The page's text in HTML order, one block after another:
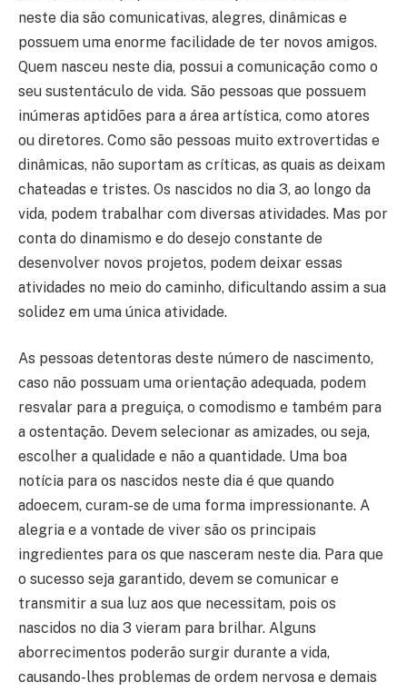
neste dia são comunicativas, alegres, dinâmicas e
possuem uma enorme facilidade de ter novos amigos.
Quem nasceu neste dia, possui a comunicação como o
seu sustentáculo de vida. São pessoas que possuem
inúmeras aptidões para a área artística, como atores
ou diretores. Como são pessoas muito extrovertidas e
dinâmicas, não suportam as críticas, as quais as deixam
chateadas e tristes. Os nascidos no dia 3, ao longo da
vida, podem trabalhar com diversas atividades. Mas por
conta do dinamismo e do desejo constante de
desenvolver novos projetos, podem deixar essas
atividades no meio do caminho, dificultando assim a sua
solidez em uma única atividade.
As pessoas detentoras deste número de nascimento,
caso não possuam uma orientação adequada, podem
resvalar para a preguiça, o comodismo e também para
a ostentação. Devem selecionar as amizades, ou seja,
escolher a qualidade e não a quantidade. Uma boa
notícia para os nascidos neste dia é que quando
adoecem, curam-se de uma forma impressionante. A
alegria e a vontade de viver são os principais
ingredientes para os que nasceram neste dia. Para que
o sucesso seja garantido, devem se comunicar e
transmitir a sua luz aos que necessitam, pois os
nascidos no dia 3 vieram para brilhar. Alguns
aborrecimentos poderão surgir durante a vida,
causando-lhes problemas de ordem nervosa e demais